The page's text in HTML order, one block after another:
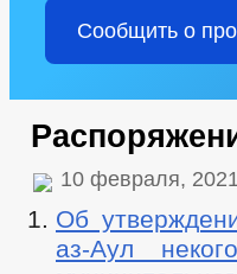
Сообщить о
10 февраля,
Об
аз-Аул